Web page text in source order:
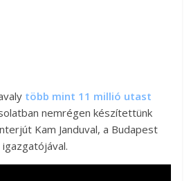
több mint 11 millió utast
nemrégen készítettünk
Kam Janduval, a Budapest